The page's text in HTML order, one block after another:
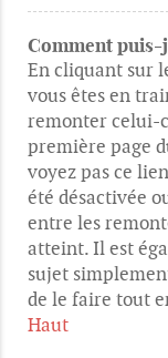
Comment puis-
En cliquant sur
vous êtes en
remonter celui-
première page
voyez pas ce
été désactivée
entre les
atteint. Il est
sujet
de le faire tout
Haut